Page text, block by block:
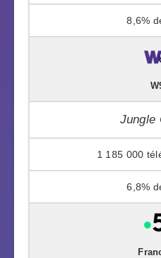
8,6%
Jungle
1 185 000
6,8%